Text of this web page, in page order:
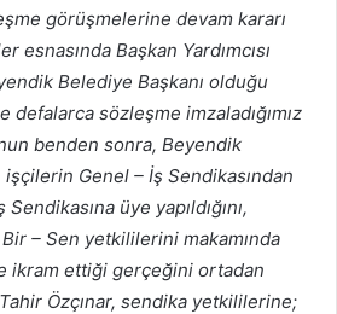
görüşmelerine devam kararı
esnasında Başkan Yardımcısı
Belediye Başkanı olduğu
sözleşme imzaladığımız
benden sonra, Beyendik
Genel – İş Sendikasından
üye yapıldığını,
– Sen yetkililerini makamında
ikram ettiği gerçeğini ortadan
Özçınar, sendika yetkililerine;